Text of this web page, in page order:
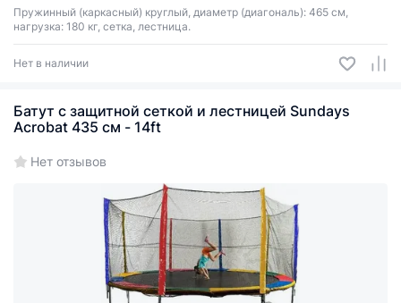
Пружинный (каркасный) круглый, диаметр (диагональ): 465 см,
нагрузка: 180 кг, сетка, лестница.
Нет в наличии
Батут с защитной сеткой и лестницей Sundays
Acrobat 435 см - 14ft
Нет отзывов